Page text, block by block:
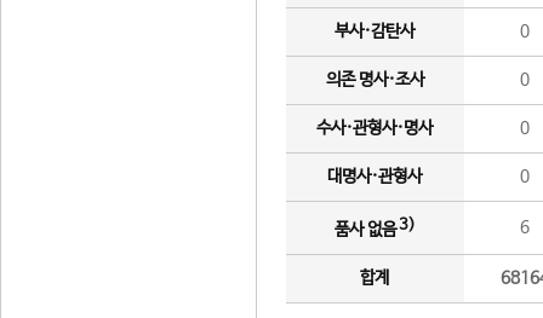
부사·감탄사 0
의존 명사·조사 0
수사·관형사·명사 0
대명사·관형사 0
품사 없음3) 6
합계